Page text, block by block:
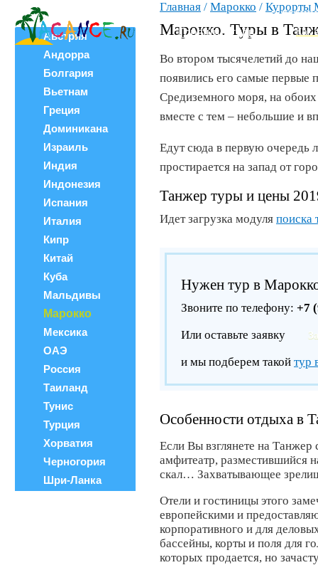
Поиск тура
Горящие туры
Как
Все страны
Австрия
Андорра
Болгария
Вьетнам
Греция
Доминикана
Израиль
Индия
Индонезия
Испания
Италия
Кипр
Китай
Куба
Мальдивы
Марокко
Мексика
ОАЭ
Россия
Таиланд
Тунис
Турция
Хорватия
Черногория
Шри-Ланка
Главная / Марокко / Курорты
Марокко. Туры в
Во втором тысячелетий до
появились его самые первые
Средиземного моря, на обоих
вместе с тем – небольшие и
Едут сюда в первую очередь
простирается на запад от
Танжер туры и цены
Идет загрузка модуля поиска
Нужен тур в
Звоните по телефону: +7
Или оставьте заявку
и мы подберем такой тур
Особенности отдыха в
Если Вы взглянете на
амфитеатр, разместившийся
скал… Захватывающее
Отели и гостиницы этого
европейскими и
корпоративного и для
бассейны, корты и поля для
которых продается, но